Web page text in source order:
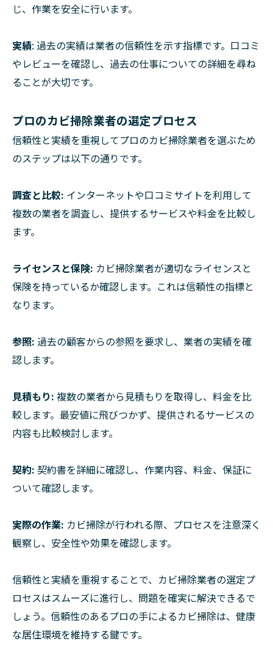
じ、作業を安全に行います。
実績: 過去の実績は業者の信頼性を示す指標です。口コミ
やレビューを確認し、過去の仕事についての詳細を尋ね
ることが大切です。
プロのカビ掃除業者の選定プロセス
信頼性と実績を重視してプロのカビ掃除業者を選ぶため
のステップは以下の通りです。
調査と比較: インターネットや口コミサイトを利用して
複数の業者を調査し、提供するサービスや料金を比較し
ます。
ライセンスと保険: カビ掃除業者が適切なライセンスと
保険を持っているか確認します。これは信頼性の指標と
なります。
参照: 過去の顧客からの参照を要求し、業者の実績を確
認します。
見積もり: 複数の業者から見積もりを取得し、料金を比
較します。最安値に飛びつかず、提供されるサービスの
内容も比較検討します。
契約: 契約書を詳細に確認し、作業内容、料金、保証に
ついて確認します。
実際の作業: カビ掃除が行われる際、プロセスを注意深く
観察し、安全性や効果を確認します。
信頼性と実績を重視することで、カビ掃除業者の選定プ
ロセスはスムーズに進行し、問題を確実に解決できるで
しょう。信頼性のあるプロの手によるカビ掃除は、健康
な居住環境を維持する鍵です。